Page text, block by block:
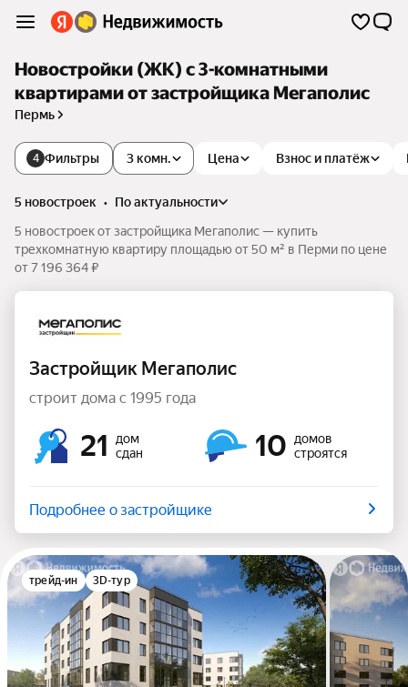
Новостройки (ЖК) с 3-комнатными
квартирами от застройщика Мегаполис
Пермь
4 Фильтры Цена Взнос и платёж
3 комн.
5 новостроек •
по актуальности
5 новостроек от застройщика Мегаполис — купить
трехкомнатную квартиру площадью от 50 м² в Перми по цене
от 7 196 364 ₽
Застройщик Мегаполис
строит дома с 1995 года
21
дом
сдан
10
домов
строятся
Подробнее о застройщике
трейд-ин 3D-тур